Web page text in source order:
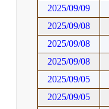
2025/09/09
2025/09/08
2025/09/08
2025/09/08
2025/09/05
2025/09/05